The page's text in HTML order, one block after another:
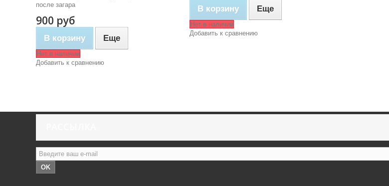
после загара
900 руб
В корзину Еще
Нет в наличии
Добавить к сравнению
В корзину Еще
Нет в наличии
Добавить к сравнению
OK